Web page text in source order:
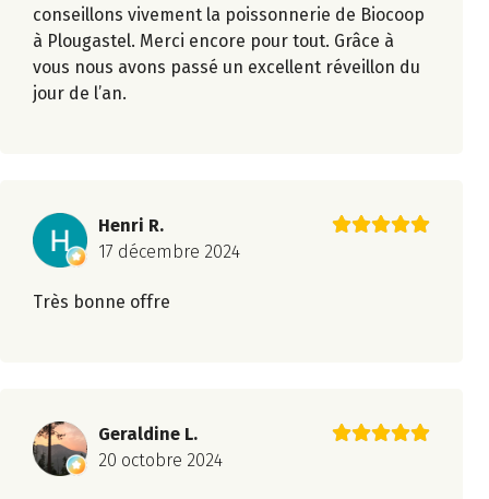
conseillons vivement la poissonnerie de Biocoop
à Plougastel. Merci encore pour tout. Grâce à
vous nous avons passé un excellent réveillon du
jour de l’an.
Henri R.
17 décembre 2024
Très bonne offre
Geraldine L.
20 octobre 2024